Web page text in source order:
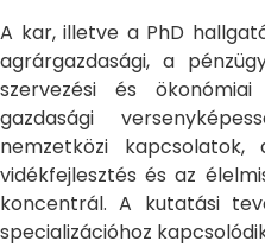
A kar, illetve a PhD
agrárgazdasági, a
szervezési és
gazdasági
nemzetközi kapcsolatok,
vidékfejlesztés és az
koncentrál. A kutatási
specializációhoz